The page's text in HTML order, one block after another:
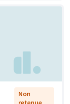
Non